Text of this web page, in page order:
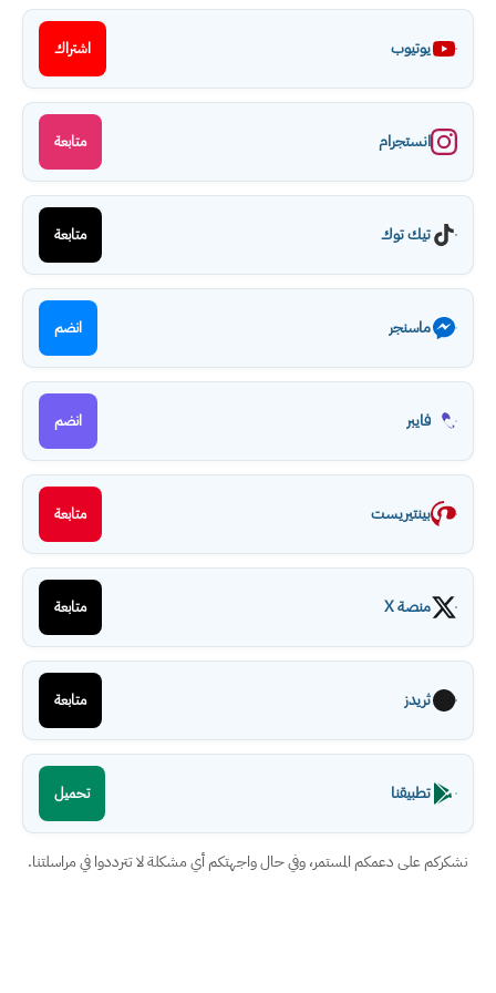
يوتيوب اشتراك
انستجرام متابعة
تيك توك متابعة
ماسنجر انضم
فايبر انضم
بينتيريست متابعة
منصة X متابعة
ثريدز متابعة
تطبيقنا تحميل
نشكركم على دعمكم المستمر، وفي حال واجهتكم أي مشكلة لا تترددوا في مراسلتنا.